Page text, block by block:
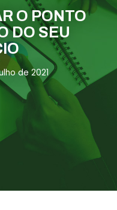
O PONTO
DO SEU
de 2021